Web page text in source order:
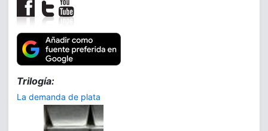
Trilogía:
La demanda de plata